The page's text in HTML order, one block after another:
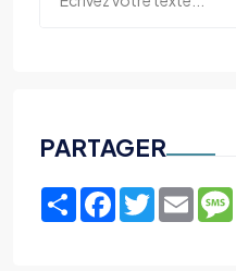
PARTAGER
ShareFacebook
TwitterEmail